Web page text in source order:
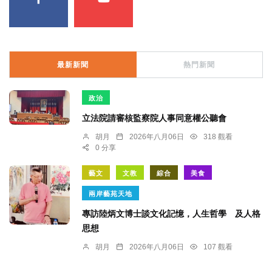
最新新聞 熱門新聞
政治
立法院請審核監察院人事同意權公聽會
胡月 2026年八月06日
318 觀看
0 分享
藝文 文教 綜合 美食
兩岸藝苑天地
專訪陸炳文博士談文化記憶，人生哲學 及人格
思想
胡月 2026年八月06日
107 觀看